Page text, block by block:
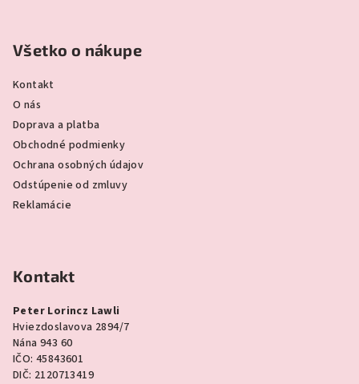
Všetko o nákupe
Kontakt
O nás
Doprava a platba
Obchodné podmienky
Ochrana osobných údajov
Odstúpenie od zmluvy
Reklamácie
Kontakt
Peter Lorincz Lawli
Hviezdoslavova 2894/7
Nána 943 60
IČO: 45843601
DIČ: 2120713419